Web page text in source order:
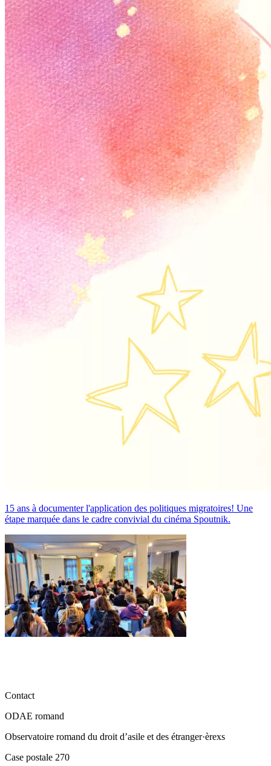
15 ans à documenter l'application des politiques migratoires! Une
étape marquée dans le cadre convivial du cinéma Spoutnik.
Contact
ODAE romand
Observatoire romand du droit d’asile et des étranger·èrexs
Case postale 270